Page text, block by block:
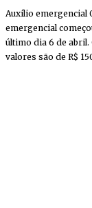
Auxílio emergencial O auxílio
emergencial
último dia 6 de abril.
valores são de R$